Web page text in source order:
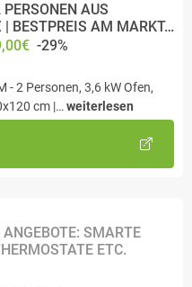
AUS
| BESTPREIS AM MARKT…
-29%
2 Personen, 3,6 kW Ofen,
cm |…weiterlesen
SMARTE
ETC.